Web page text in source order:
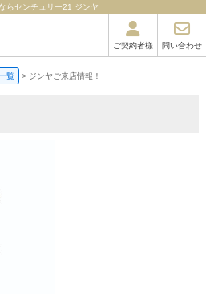
らセンチュリー21 ジンヤ
ご契約者様 問い合わせ
覧 ジンヤご来店情報！